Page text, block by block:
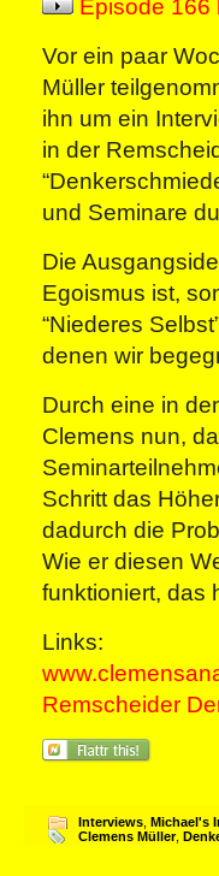
Episode 166
Vor ein paar
Müller
ihn um ein
in der
und Seminare
Die
Egoismus ist,
“Niederes
denen wir
Durch eine in
Clemens nun,
Schritt das
dadurch die
Wie er diesen
funktioniert, das
Links:
Remscheider
Interviews Michael's
Clemens Müller,